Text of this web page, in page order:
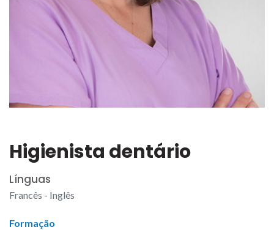
Higienista dentário
Línguas
Francês - Inglês
Formação